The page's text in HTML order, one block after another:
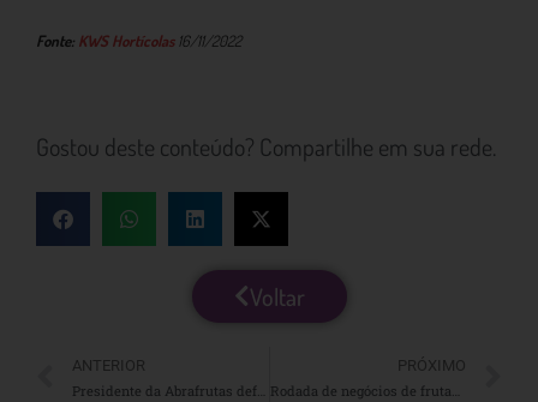
Fonte: KWS Hortícolas 16/11/2022
Gostou deste conteúdo? Compartilhe em sua rede.
Voltar
ANTERIOR
Presidente da Abrafrutas defende práticas sustentáveis da fruticultura brasileira durante a COP27
PRÓXIMO
Rodada de negócios de frutas frescas gera U$ 8,5 milhões em Petrolina, Pernambuco